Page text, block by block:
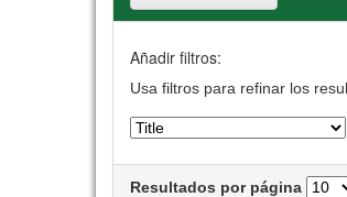
Añadir filtros:
Usa filtros para refinar los
Resultados por página